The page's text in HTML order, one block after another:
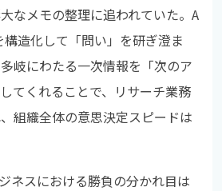
なメモの整理に追われていた。A
造化して「問い」を研ぎ澄ま
岐にわたる一次情報を「次のア
てくれることで、リサーチ業務
組織全体の意思決定スピードは
ネスにおける勝負の分かれ目は